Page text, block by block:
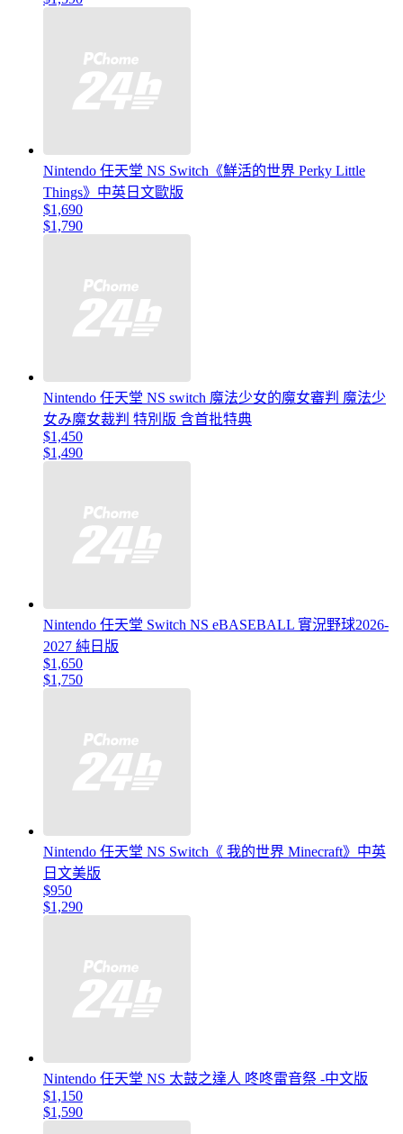
Nintendo 任天堂 NS Switch《鮮活的世界 Perky Little
Things》中英日文歐版
$1,690
$1,790
Nintendo 任天堂 NS switch 魔法少女的魔女審判 魔法少
女み魔女裁判 特別版 含首批特典
$1,450
$1,490
Nintendo 任天堂 Switch NS eBASEBALL 實況野球2026-
2027 純日版
$1,650
$1,750
Nintendo 任天堂 NS Switch《 我的世界 Minecraft》中英
日文美版
$950
$1,290
Nintendo 任天堂 NS 太鼓之達人 咚咚雷音祭 -中文版
$1,150
$1,590